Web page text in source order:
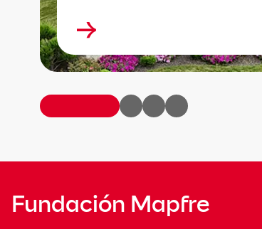
Fundación Mapfre